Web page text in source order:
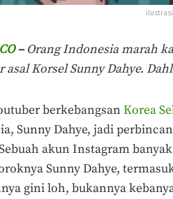
ilustrasi
–Orang Indonesia marah
asal Korsel Sunny Dahye.
berkebangsan Korea
Sunny Dahye, jadi
akun Instagram
Sunny Dahye,
gini loh, bukannya